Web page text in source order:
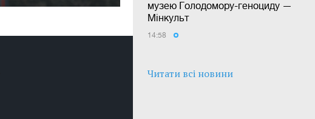
музею Голодомору-геноциду —
Мінкульт
14:58
Читати всі новини